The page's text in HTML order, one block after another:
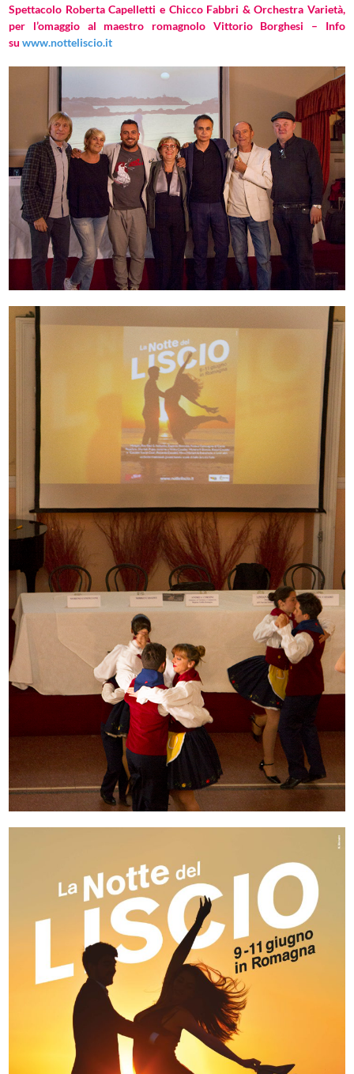
Spettacolo Roberta Capelletti e Chicco Fabbri & Orchestra Varietà,
per l’omaggio al maestro romagnolo Vittorio Borghesi – Info
suwww.notteliscio.it